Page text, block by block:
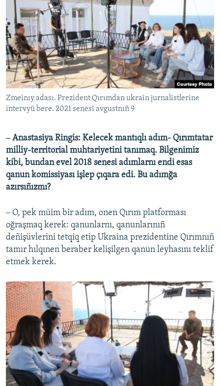
Zmeinıy adası. Prezident Qırımdan ukrain jurnalistlerine
intervyü bere. 2021 senesi avgustnıñ 9
‒ Anastasiya Ringis: Kelecek mantıqlı adım- Qırımtatar
milliy-territorial muhtariyetini tanımaq. Bilgenimiz
kibi, bundan evel 2018 senesi adımlarnı endi esas
qanun komissiyası işlep çıqara edi. Bu adımğa
azırsıñızmı?
‒ O, pek müim bir adım, onen Qırım platforması
oğraşmaq kerek: qanunlarnı, qanunlarınıñ
deñişüvlerini tetqiq etip Ukraina prezidentine Qırımnıñ
tamır hılqınen beraber kelişilgen qanun leyhasını teklif
etmek kerek.